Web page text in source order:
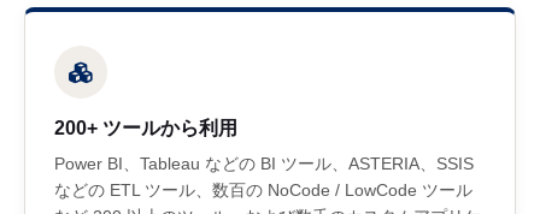
200+ ツールから利用
Power BI、Tableau などの BI ツール、ASTERIA、SSIS
などの ETL ツール、数百の NoCode / LowCode ツール